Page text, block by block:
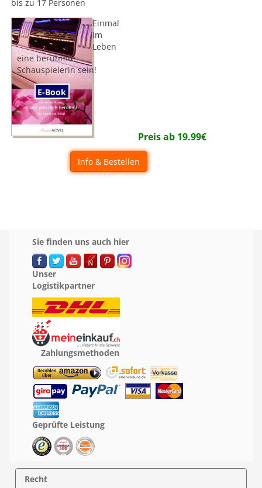
bis zu 17 Personen
E-Book
Einmal
im
Leben
eine berühmte
Schauspielerin sein!
Preis ab 19.99€
Info & Bestellen
Sie finden uns auch hier
Unser
Logistikpartner
Zahlungsmethoden
Geprüfte Leistung
Recht